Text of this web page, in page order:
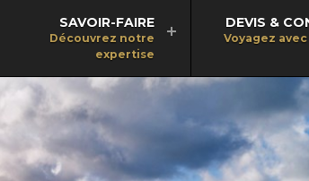
SAVOIR-FAIRE
Découvrez notre
expertise
DEVIS &
Voyagez avec